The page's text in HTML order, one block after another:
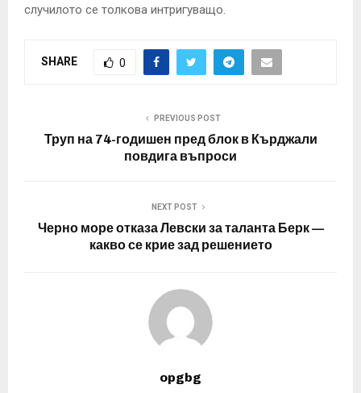
случилото се толкова интригуващо.
SHARE 0
PREVIOUS POST
Труп на 74-годишен пред блок в Кърджали
повдига въпроси
NEXT POST
Черно море отказа Левски за таланта Берк —
какво се крие зад решението
opgbg